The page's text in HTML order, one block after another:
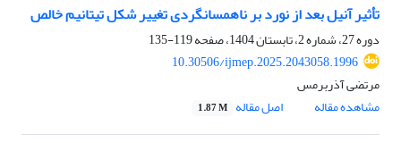
تأثیر آنیل بعد از نورد بر ناهمسانگردی تغییر شکل تیتانیم خالص
دوره 27، شماره 2، تابستان 1404، صفحه
119-135
10.30506/ijmep.2025.2043058.1996
مرتضی آذربرمس
مشاهده مقاله
اصل مقاله 1.87 M